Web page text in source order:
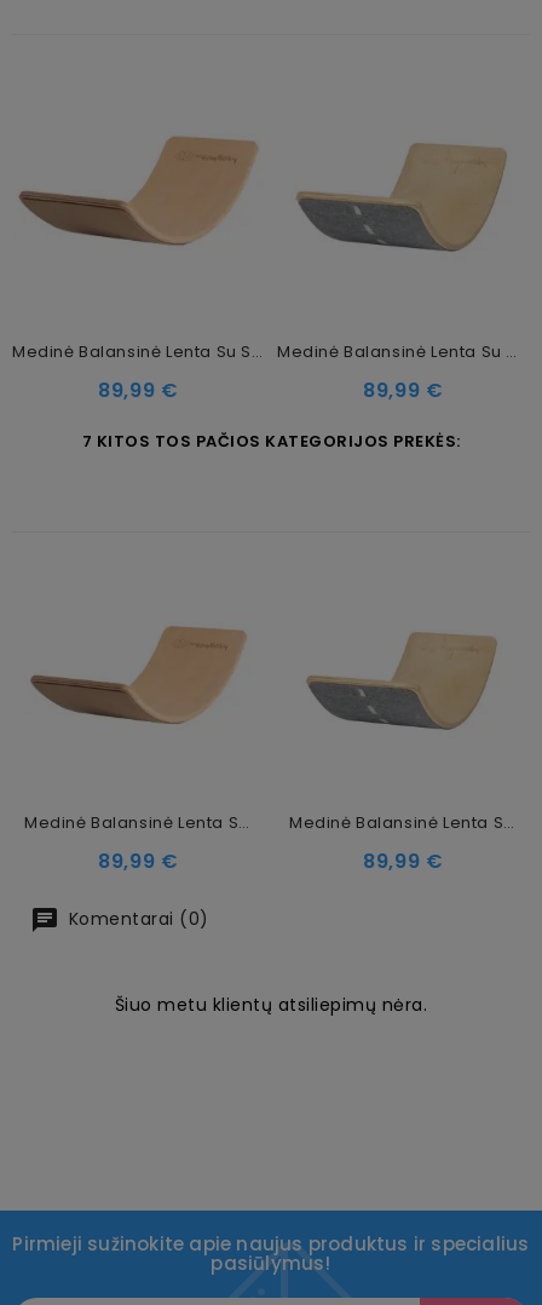
Medinė Balansinė Lenta Su Smėliniu Veltiniu – Natūrali, 80x30 Cm
Kaina
89,99 €
Medinė Balansinė Lenta Su Margai Pilku Veltiniu – Natūrali, 80x30 Cm
Kaina
89,99 €
7 KITOS TOS PAČIOS KATEGORIJOS PREKĖS:
Medinė Balansinė Lenta Su Smėliniu Veltiniu – Natūrali, 80x30 Cm
Kaina
89,99 €
Medinė Balansinė Lenta Su Margai Pilku Veltiniu – Natūrali, 80x30 Cm
Kaina
89,99 €
Komentarai (0)
Šiuo metu klientų atsiliepimų nėra.
Pirmieji sužinokite apie naujus produktus ir specialius
pasiūlymus!